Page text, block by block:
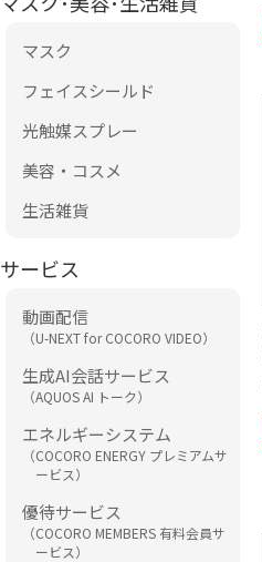
マスク
フェイスシールド
光触媒スプレー
美容・コスメ
生活雑貨
サービス
動画配信
（U-NEXT for COCORO VIDEO）
生成AI会話サービス
（AQUOS AI トーク）
エネルギーシステム
（COCORO ENERGY プレミアムサ
ービス）
優待サービス
（COCORO MEMBERS 有料会員サ
ービス）